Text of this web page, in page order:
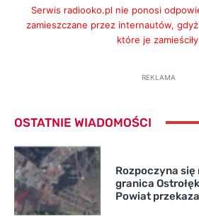
Serwis radiooko.pl nie ponosi
zamieszczane przez internautów,
które je
REKLAMA
OSTATNIE WIADOMOŚCI
Rozpoczyna
granica
Powiat